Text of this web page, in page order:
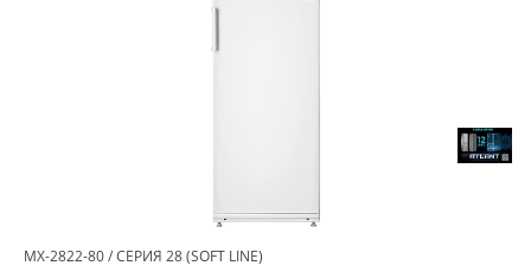
МХ-2822-80 / СЕРИЯ 28 (SOFT LINE)